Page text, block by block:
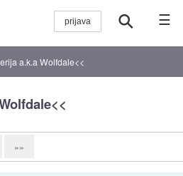
☰
a.k.a Wolfdale<<
»»